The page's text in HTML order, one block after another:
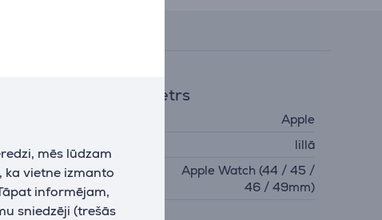
mēs lūdzam
ka vietne izmanto
informējam,
sniedzēji (trešās
Vispārējais parametrs
Apple
lillā
piemērots pulkstenim
Apple Watch (44 / 45 /
46 / 49mm)